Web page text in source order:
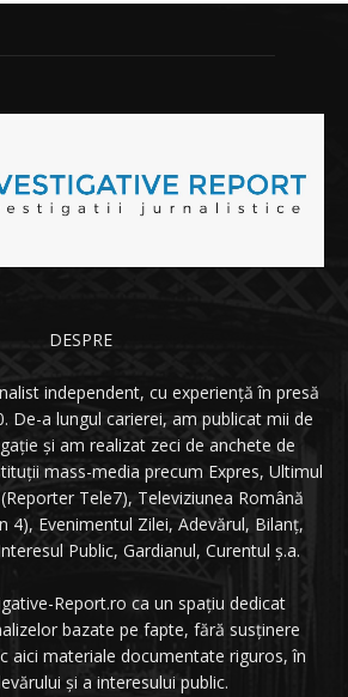
DESPRE
independent, cu experiență în presă
De-a lungul carierei, am publicat mii de
și am realizat zeci de anchete de
mass-media precum Expres, Ultimul
Tele7), Televiziunea Română
4), Evenimentul Zilei, Adevărul, Bilanț,
Public, Gardianul, Curentul ș.a.
Report.ro ca un spațiu dedicat
bazate pe fapte, fără susținere
aici materiale documentate riguros, în
și a interesului public.